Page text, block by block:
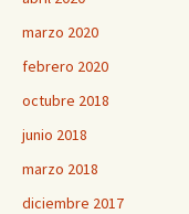
marzo 2020
febrero 2020
octubre 2018
junio 2018
marzo 2018
diciembre 2017